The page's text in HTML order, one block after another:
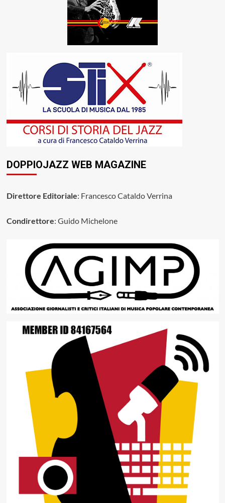
DOPPIOJAZZ WEB MAGAZINE
Direttore Editoriale: Francesco Cataldo Verrina
Condirettore: Guido Michelone